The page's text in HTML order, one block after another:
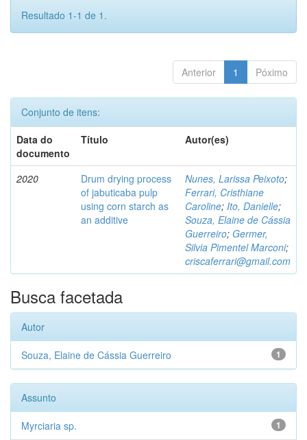
Resultado 1-1 de 1.
Anterior 1 Póximo
Conjunto de itens:
Data do
documento
Título Autor(es)
2020
Drum drying process
of jabuticaba pulp
using corn starch as
an additive
Nunes, Larissa Peixoto;
Ferrari, Cristhiane
Caroline; Ito, Danielle;
Souza, Elaine de Cássia
Guerreiro; Germer,
Silvia Pimentel Marconi;
criscaferrari@gmail.com
Busca facetada
Autor
1
Souza, Elaine de Cássia Guerreiro
Assunto
1
Myrciaria sp.